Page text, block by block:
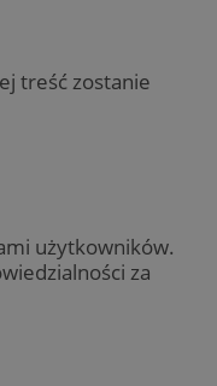
treść zostanie
użytkowników.
za